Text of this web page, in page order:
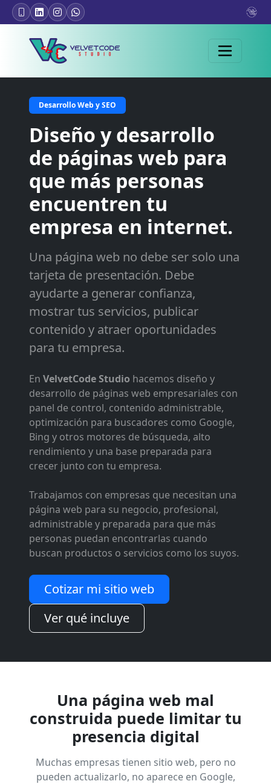
Desarrollo Web y SEO
Diseño y desarrollo
de páginas web para
que más personas
encuentren tu
empresa en internet.
Una página web no debe ser solo una
tarjeta de presentación. Debe
ayudarte a generar confianza,
mostrar tus servicios, publicar
contenido y atraer oportunidades
para tu empresa.
En VelvetCode Studio hacemos diseño y
desarrollo de páginas web empresariales con
panel de control, contenido administrable,
optimización para buscadores como Google,
Bing y otros motores de búsqueda, alto
rendimiento y una base preparada para
crecer junto con tu empresa.
Trabajamos con empresas que necesitan una
página web para su negocio, profesional,
administrable y preparada para que más
personas puedan encontrarlas cuando
buscan productos o servicios como los suyos.
Cotizar mi sitio web
Ver qué incluye
Una página web mal
construida puede limitar tu
presencia digital
Muchas empresas tienen sitio web, pero no
pueden actualizarlo, no aparece en Google,